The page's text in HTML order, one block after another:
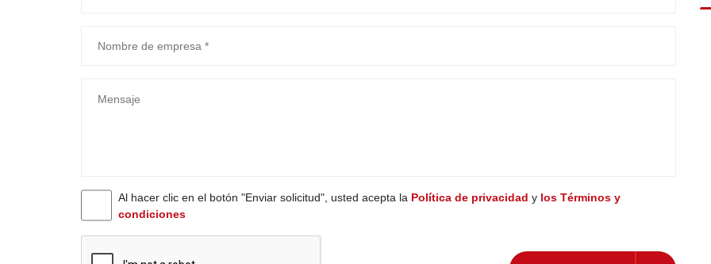
Al hacer clic en el botón "Enviar solicitud", usted acepta la Política de privacidad y los Términos y
condiciones